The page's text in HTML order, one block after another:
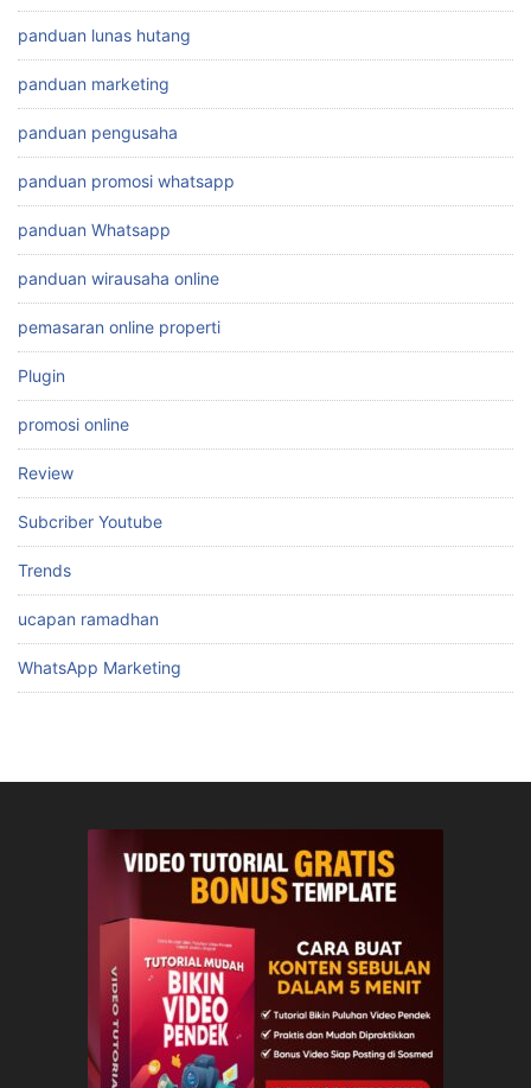
panduan lunas hutang
panduan marketing
panduan pengusaha
panduan promosi whatsapp
panduan Whatsapp
panduan wirausaha online
pemasaran online properti
Plugin
promosi online
Review
Subcriber Youtube
Trends
ucapan ramadhan
WhatsApp Marketing